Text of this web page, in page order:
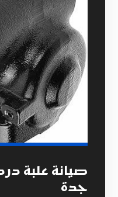
صيانة علبة
جدة